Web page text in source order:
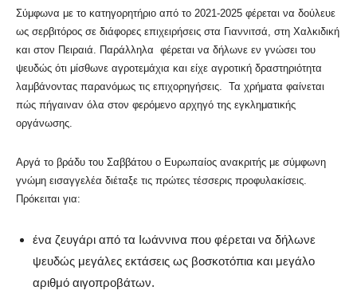
Σύμφωνα με το κατηγορητήριο από το 2021-2025 φέρεται να δούλευε
ως σερβιτόρος σε διάφορες επιχειρήσεις στα Γιαννιτσά, στη Χαλκιδική
και στον Πειραιά. Παράλληλα φέρεται να δήλωνε εν γνώσει του
ψευδώς ότι μίσθωνε αγροτεμάχια και είχε αγροτική δραστηριότητα
λαμβάνοντας παρανόμως τις επιχορηγήσεις. Τα χρήματα φαίνεται
πώς πήγαιναν όλα στον φερόμενο αρχηγό της εγκληματικής
οργάνωσης.
Αργά το βράδυ του Σαββάτου ο Ευρωπαίος ανακριτής με σύμφωνη
γνώμη εισαγγελέα διέταξε τις πρώτες τέσσερις προφυλακίσεις.
Πρόκειται για:
ένα ζευγάρι από τα Ιωάννινα που φέρεται να δήλωνε
ψευδώς μεγάλες εκτάσεις ως βοσκοτόπια και μεγάλο
αριθμό αιγοπροβάτων.